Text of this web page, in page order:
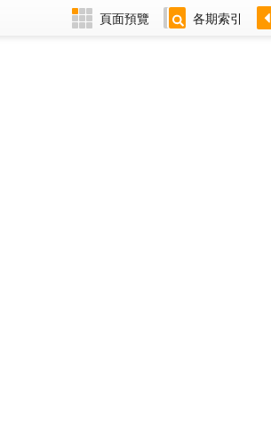
頁面預覽 各期索引